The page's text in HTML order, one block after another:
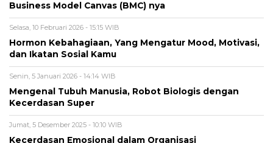
Business Model Canvas (BMC) nya
Selasa, 10 Februari 2026 - 15:15 WIB
Hormon Kebahagiaan, Yang Mengatur Mood, Motivasi,
dan Ikatan Sosial Kamu
Senin, 5 Januari 2026 - 14:14 WIB
Mengenal Tubuh Manusia, Robot Biologis dengan
Kecerdasan Super
Jumat, 5 Desember 2025 - 10:10 WIB
Kecerdasan Emosional dalam Organisasi